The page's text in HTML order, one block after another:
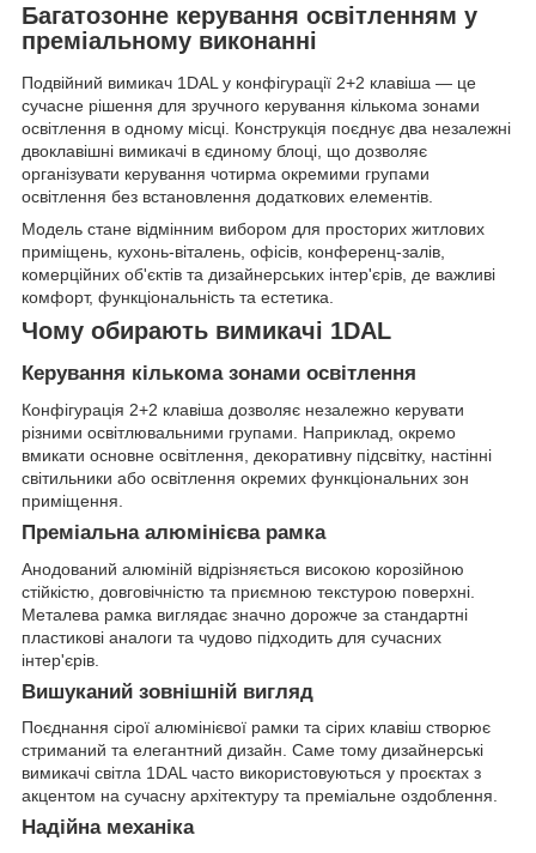
Багатозонне керування освітленням у
преміальному виконанні
Подвійний вимикач 1DAL у конфігурації 2+2 клавіша — це
сучасне рішення для зручного керування кількома зонами
освітлення в одному місці. Конструкція поєднує два незалежні
двоклавішні вимикачі в єдиному блоці, що дозволяє
організувати керування чотирма окремими групами
освітлення без встановлення додаткових елементів.
Модель стане відмінним вибором для просторих житлових
приміщень, кухонь-віталень, офісів, конференц-залів,
комерційних об'єктів та дизайнерських інтер'єрів, де важливі
комфорт, функціональність та естетика.
Чому обирають вимикачі 1DAL
Керування кількома зонами освітлення
Конфігурація 2+2 клавіша дозволяє незалежно керувати
різними освітлювальними групами. Наприклад, окремо
вмикати основне освітлення, декоративну підсвітку, настінні
світильники або освітлення окремих функціональних зон
приміщення.
Преміальна алюмінієва рамка
Анодований алюміній відрізняється високою корозійною
стійкістю, довговічністю та приємною текстурою поверхні.
Металева рамка виглядає значно дорожче за стандартні
пластикові аналоги та чудово підходить для сучасних
інтер'єрів.
Вишуканий зовнішній вигляд
Поєднання сірої алюмінієвої рамки та сірих клавіш створює
стриманий та елегантний дизайн. Саме тому дизайнерські
вимикачі світла 1DAL часто використовуються у проєктах з
акцентом на сучасну архітектуру та преміальне оздоблення.
Надійна механіка